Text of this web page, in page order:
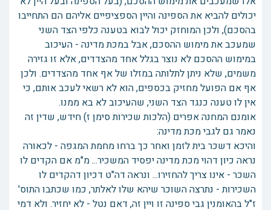
יכולים להביא את הספינה והיין הספציפיים אליהם הם התחייבו
בהסכם), ולכן המוחזק יכול לבוא בטענה כלפי הצד השני
שמעכב את מימוש ההסכם, אבל במכת מדינה - העיכוב
במימוש ההסכם לא נוצר בגלל אחד מהצדדים, אלא זו גזירה
משמים, שלא ניתן לתלותה במזלו של אף אחד מהצדדים. ולכן
אף אם הפועל מחזיק בכספים, הוא לא רשאי לעכב אותם, כי
אין לו טענה כנגד הצד השני, שהעיכוב לא בא ממנו.
אומנם המחנה אפרים (הלכות שכירות סימן ז) חידש, שדין זה
נאמר גם לגבי מכת מדינה:
והיכא דשכר בית לזמן ואחר כך ברחו מחמת המגפה - לכאורה
נראה כיון דהוי מכת מדינה יפסיד המשכיר... מ"מ אם הקדים לו
השכר - אינו צריך להחזירו... ונראה דה"ט דכיון דהקדים לו
השכירות - נתרצה השוכר שיהא שלו לאלתר, כמו שכתבו התוס'
ז"ל בהאומנין גבי ספינה זו ויין זה, דאם נטל - לא יחזיר. ולא דמי